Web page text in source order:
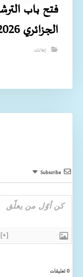
فتح باب
الجزائري 2026–2027
إعلانات
Subscribe
[+]
0تعليقات